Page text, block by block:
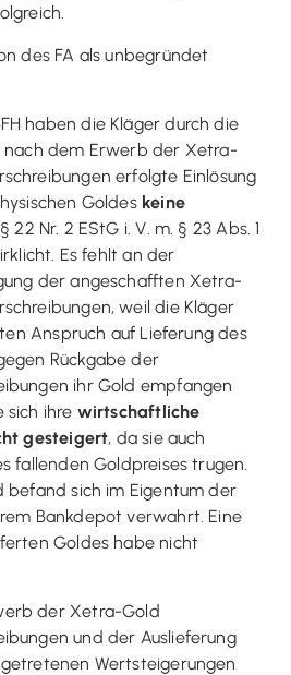
des FA als unbegründet
haben die Kläger durch die
nach dem Erwerb der Xetra-
erfolgte Einlösung
Goldes keine
22 Nr. 2 EStG i. V. m. § 23 Abs. 1
Es fehlt an der
der angeschafften Xetra-
weil die Kläger
Anspruch auf Lieferung des
Rückgabe der
ihr Gold empfangen
sich ihre wirtschaftliche
gesteigert, da sie auch
fallenden Goldpreises trugen.
befand sich im Eigentum der
Bankdepot verwahrt. Eine
Goldes habe nicht
der Xetra-Gold
und der Auslieferung
Wertsteigerungen